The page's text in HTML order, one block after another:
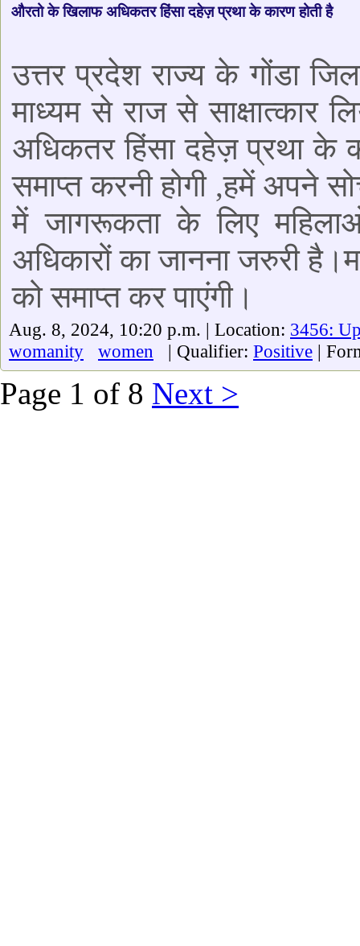
औरतो के खिलाफ अधिकतर हिंसा दहेज़ प्रथा के कारण होती है
उत्तर प्रदेश राज्य के गोंडा
माध्यम से राज से साक्षात्कार
अधिकतर हिंसा दहेज़ प्रथा के
समाप्त करनी होगी ,हमें अपने
में जागरूकता के लिए
अधिकारों का जानना जरुरी
को समाप्त कर पाएंगी।
Aug. 8, 2024, 10:20 p.m. | Location: 3456:
womanity
women | Qualifier: Positive |
Page 1 of 8 Next >